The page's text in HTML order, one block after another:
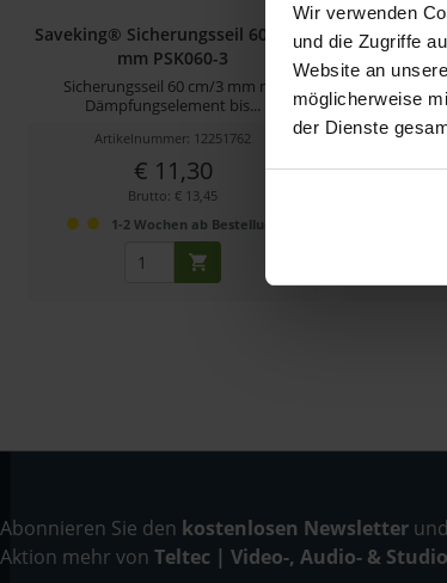
Wir verwenden
und die Zugriffe
Website an
möglicherweise
der Dienste
Saveking® Sicherungsseil 60 cm/3
mm PSK060-3
Sicherungsseil 60 cm/3 mm mit
Dämpfungselement bis...
Artikelnummer: 12251762
€ 11,30
Brutto: € 13,45
1-2 Wochen ab Bestellung
Saveking®
Abonnieren Sie den kostenlosen Newsletter
Aktion mehr von Teltec | Video-, Audio- &